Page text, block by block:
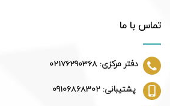
تماس با ما
دفتر مرکزی: 02176290368
پشتیبانی: 09106868302